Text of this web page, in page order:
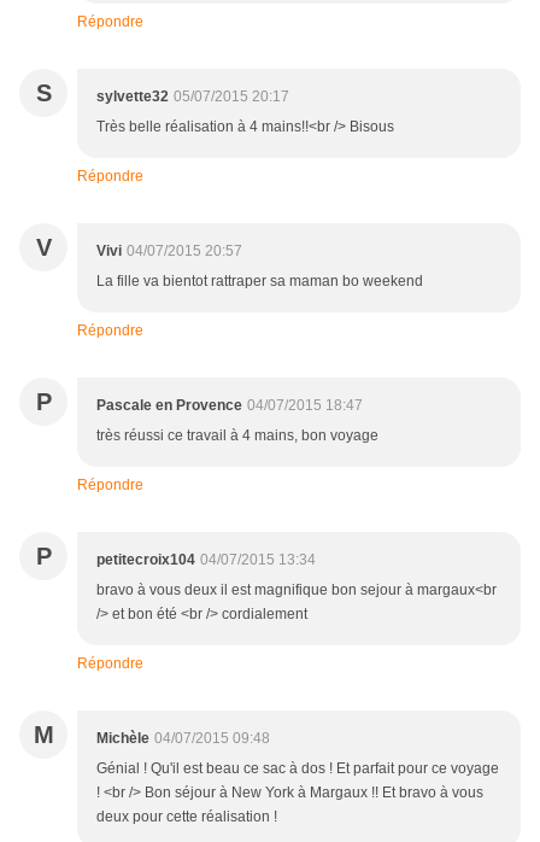
Répondre
S sylvette32 05/07/2015 20:17
Très belle réalisation à 4 mains!!<br /> Bisous
Répondre
V Vivi 04/07/2015 20:57
La fille va bientot rattraper sa maman bo weekend
Répondre
P Pascale en Provence 04/07/2015 18:47
très réussi ce travail à 4 mains, bon voyage
Répondre
P petitecroix104 04/07/2015 13:34
bravo à vous deux il est magnifique bon sejour à margaux<br
/> et bon été <br /> cordialement
Répondre
M Michèle 04/07/2015 09:48
Génial ! Qu'il est beau ce sac à dos ! Et parfait pour ce voyage
! <br /> Bon séjour à New York à Margaux !! Et bravo à vous
deux pour cette réalisation !